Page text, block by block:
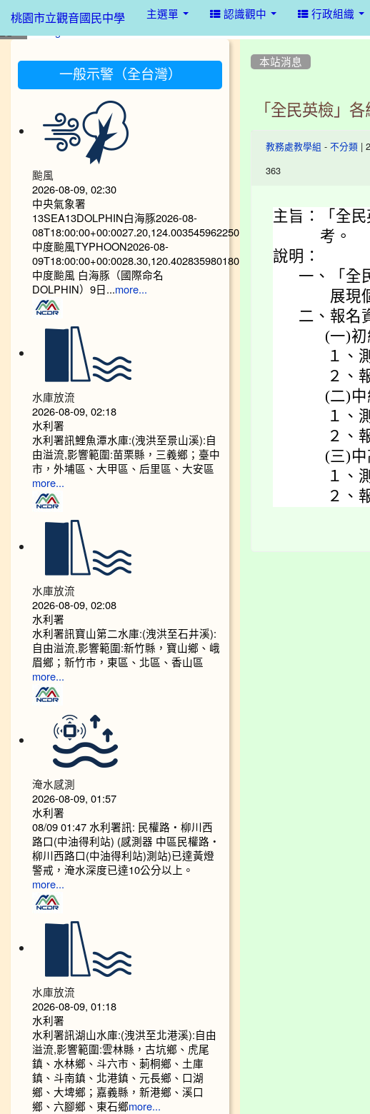
桃園市立觀音國民中學 主選單 認識觀中 行政組織
本站消息
「全民英檢」
教務處教學組 - 不分類 |
363
主旨：
「全
考。
說明：
一、
「
展現
二、 報名
(一)初
１、
２、
(二)
１、
２、
(三)
１、
２、
一般示警（全台灣）
颱風
2026-08-09, 02:30
中央氣象署
13SEA13DOLPHIN白海豚2026-08-
08T18:00:00+00:0027.20,124.003545962250
中度颱風TYPHOON2026-08-
09T18:00:00+00:0028.30,120.402835980180
中度颱風 白海豚（國際命名
DOLPHIN）9日...more...
水庫放流
2026-08-09, 02:18
水利署
水利署訊鯉魚潭水庫:(洩洪至景山溪):自
由溢流,影響範圍:苗栗縣，三義鄉；臺中
市，外埔區、大甲區、后里區、大安區
more...
水庫放流
2026-08-09, 02:08
水利署
水利署訊寶山第二水庫:(洩洪至石井溪):
自由溢流,影響範圍:新竹縣，寶山鄉、峨
眉鄉；新竹市，東區、北區、香山區
more...
淹水感測
2026-08-09, 01:57
水利署
08/09 01:47 水利署訊: 民權路‧柳川西
路口(中油得利站) (感測器 中區民權路‧
柳川西路口(中油得利站)測站)已達黃燈
警戒，淹水深度已達10公分以上。​​​
more...
水庫放流
2026-08-09, 01:18
水利署
水利署訊湖山水庫:(洩洪至北港溪):自由
溢流,影響範圍:雲林縣，古坑鄉、虎尾
鎮、水林鄉、斗六市、莿桐鄉、土庫
鎮、斗南鎮、北港鎮、元長鄉、口湖
鄉、大埤鄉；嘉義縣，新港鄉、溪口
鄉、六腳鄉、東石鄉more...